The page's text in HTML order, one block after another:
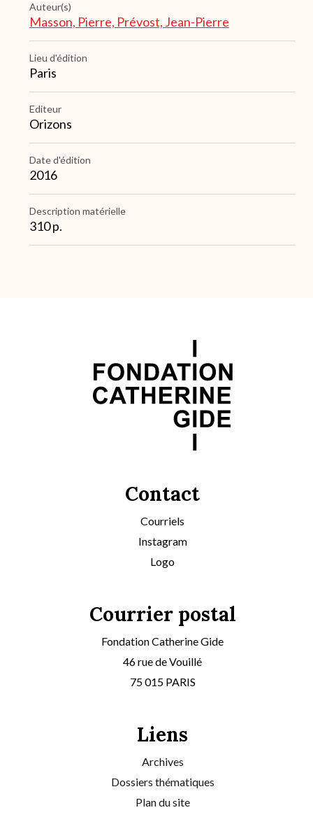
Auteur(s)
Masson, Pierre, Prévost, Jean-Pierre
Lieu d'édition
Paris
Editeur
Orizons
Date d'édition
2016
Description matérielle
310 p.
Contact
Courriels
Instagram
Logo
Courrier postal
Fondation Catherine Gide
46 rue de Vouillé
75 015 PARIS
Liens
Archives
Dossiers thématiques
Plan du site